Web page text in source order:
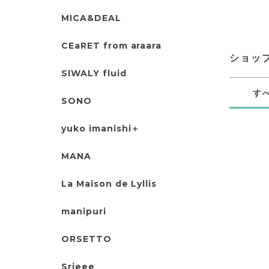
ショッ
す
MICA&DEAL
CEaRET from araara
SIWALY fluid
SONO
yuko imanishi＋
MANA
La Maison de Lyllis
manipuri
ORSETTO
Srieee